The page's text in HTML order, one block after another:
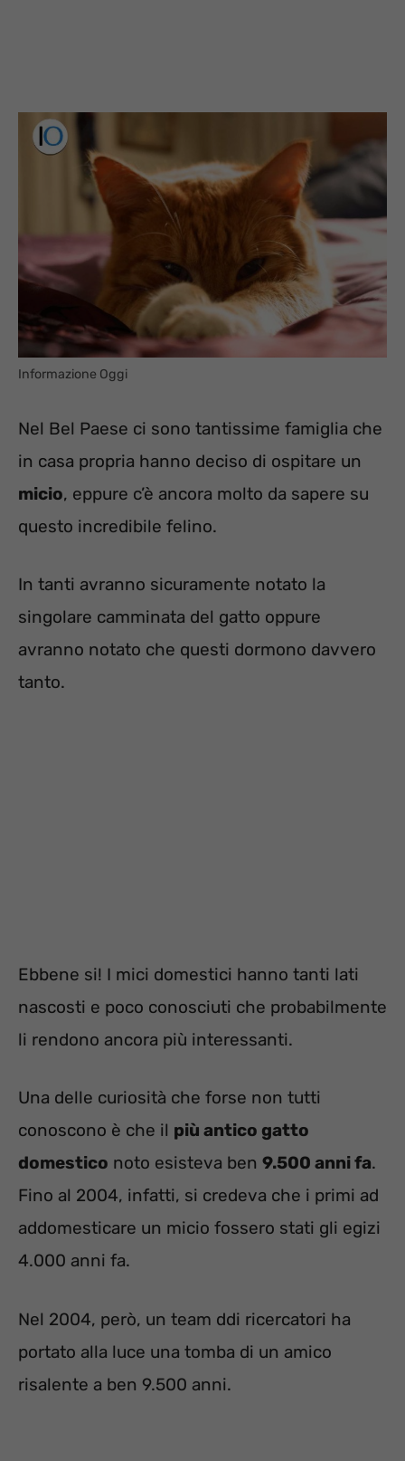
Informazione Oggi
Nel Bel Paese ci sono tantissime famiglia che
in casa propria hanno deciso di ospitare un
micio, eppure c’è ancora molto da sapere su
questo incredibile felino.
In tanti avranno sicuramente notato la
singolare camminata del gatto oppure
avranno notato che questi dormono davvero
tanto.
Ebbene si! I mici domestici hanno tanti lati
nascosti e poco conosciuti che probabilmente
li rendono ancora più interessanti.
Una delle curiosità che forse non tutti
conoscono è che il più antico gatto
domestico noto esisteva ben 9.500 anni fa.
Fino al 2004, infatti, si credeva che i primi ad
addomesticare un micio fossero stati gli egizi
4.000 anni fa.
Nel 2004, però, un team ddi ricercatori ha
portato alla luce una tomba di un amico
risalente a ben 9.500 anni.